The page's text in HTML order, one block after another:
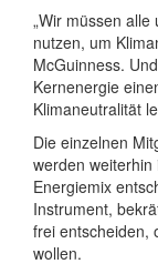
„Wir müssen
nutzen, um
McGuinness.
Kernenergie
Klimaneutralität
Die einzelnen
werden
Energiemix
Instrument,
frei entscheiden,
wollen.